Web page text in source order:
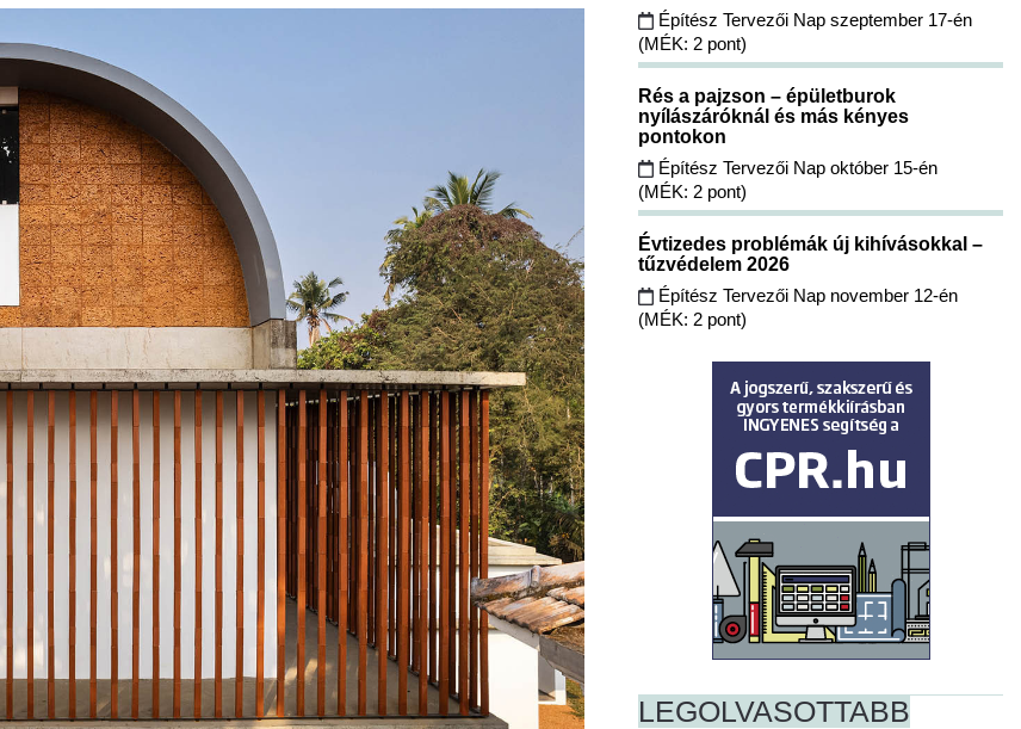
Építész Tervezői Nap szeptember 17-én
(MÉK: 2 pont)
Rés a pajzson – épületburok
nyílászáróknál és más kényes
pontokon
Építész Tervezői Nap október 15-én
(MÉK: 2 pont)
Évtizedes problémák új kihívásokkal –
tűzvédelem 2026
Építész Tervezői Nap november 12-én
(MÉK: 2 pont)
LEGOLVASOTTABB